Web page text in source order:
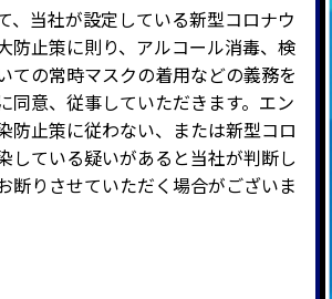
当社が設定している新型コロナウ
防止策に則り、アルコール消毒、検
ての常時マスクの着用などの義務を
同意、従事していただきます。エン
防止策に従わない、または新型コロ
している疑いがあると当社が判断し
断りさせていただく場合がございま